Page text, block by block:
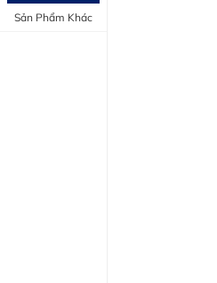
Sản Phẩm Khác